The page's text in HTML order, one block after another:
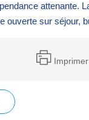
attenante.
ouverte sur séjour,
Imprimer